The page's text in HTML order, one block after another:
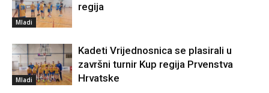
Mladi
regija
Mladi
Kadeti Vrijednosnica se plasirali u
završni turnir Kup regija Prvenstva
Hrvatske